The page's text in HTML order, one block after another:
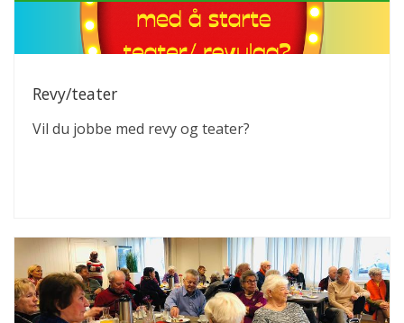
Revy/teater
Vil du jobbe med revy og teater?